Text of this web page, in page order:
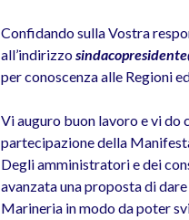
Confidando sulla Vostra
all’indirizzo
per conoscenza alle Regioni
Vi auguro buon lavoro e vi do
partecipazione della
Degli amministratori e dei
avanzata una proposta di
Marineria in modo da poter